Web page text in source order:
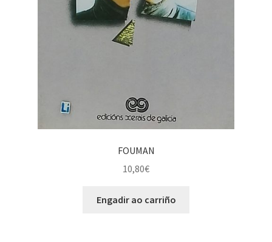
FOUMAN
10,80€
Engadir ao carriño